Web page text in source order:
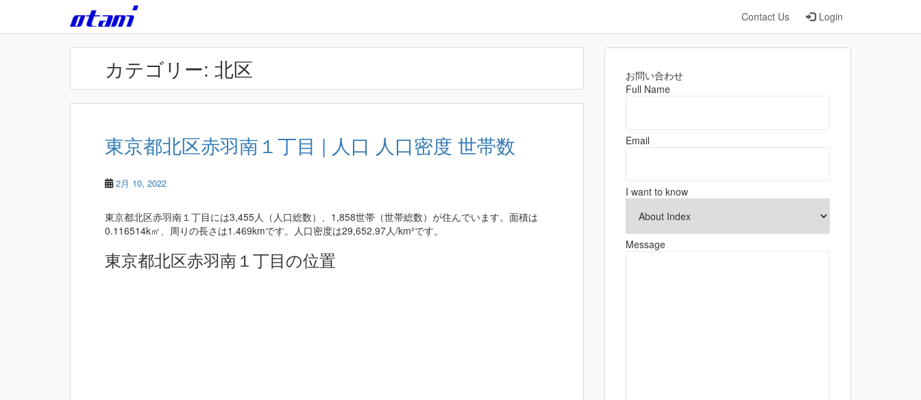
Contact Us Login
カテゴリー: 北区
東京都北区赤羽南１丁目 | 人口 人口密度 世帯数
2月 10, 2022
東京都北区赤羽南１丁目には3,455人（人口総数）、1,858世帯（世帯総数）が住んでいます。面積は
0.116514k㎡、周りの長さは1.469kmです。人口密度は29,652.97人/km²です。
東京都北区赤羽南１丁目の位置
お問い合わせ
Full Name
Email
I want to know
Message